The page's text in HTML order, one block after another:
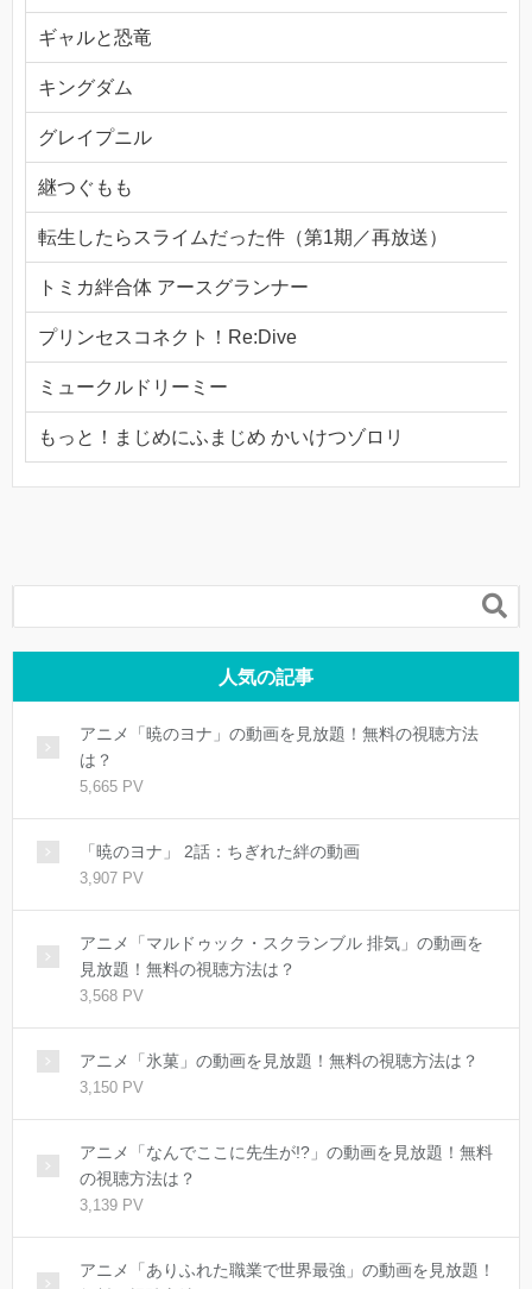
ギャルと恐竜
キングダム
グレイプニル
継つぐもも
転生したらスライムだった件（第1期／再放送）
トミカ絆合体 アースグランナー
プリンセスコネクト！Re:Dive
ミュークルドリーミー
もっと！まじめにふまじめ かいけつゾロリ

人気の記事
アニメ「暁のヨナ」の動画を見放題！無料の視聴方法
は？
5,665 PV
「暁のヨナ」 2話：ちぎれた絆の動画
3,907 PV
アニメ「マルドゥック・スクランブル 排気」の動画を
見放題！無料の視聴方法は？
3,568 PV
アニメ「氷菓」の動画を見放題！無料の視聴方法は？
3,150 PV
アニメ「なんでここに先生が!?」の動画を見放題！無料
の視聴方法は？
3,139 PV
アニメ「ありふれた職業で世界最強」の動画を見放題！